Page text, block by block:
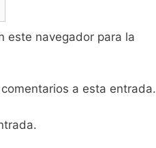
este navegador para la
a esta entrada.